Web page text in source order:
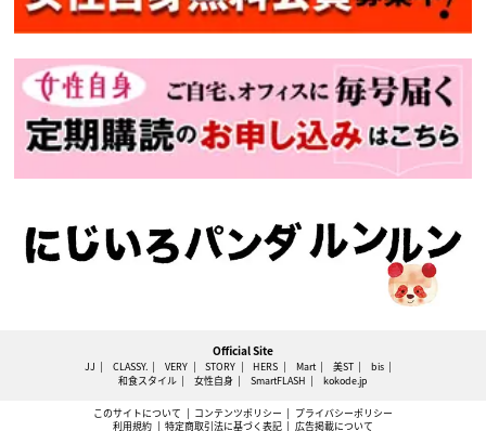
Official Site
JJ CLASSY. VERY STORY HERS Mart 美ST
bis
和食スタイル
女性自身 SmartFLASH kokode.jp
このサイトについて コンテンツポリシー
プライバシーポリシー
利用規約
特定商取引法に基づく表記 広告掲載について